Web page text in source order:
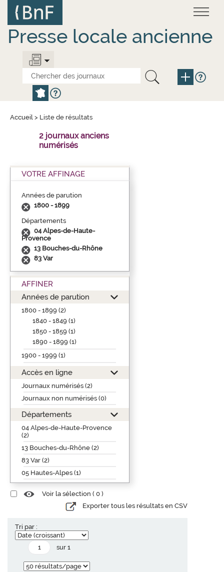
contenu
principal
Presse locale ancienne
Accueil > Liste de résultats
2 journaux anciens
numérisés
VOTRE AFFINAGE
Années de parution
1800 - 1899
Départements
04 Alpes-de-Haute-
Provence
13 Bouches-du-Rhône
83 Var
AFFINER
Années de parution
1800 - 1899 (2)
1840 - 1849 (1)
1850 - 1859 (1)
1890 - 1899 (1)
1900 - 1999 (1)
Accès en ligne
Journaux numérisés (2)
Journaux non numérisés (0)
Départements
04 Alpes-de-Haute-Provence
(2)
13 Bouches-du-Rhône (2)
83 Var (2)
05 Hautes-Alpes (1)
Voir la sélection ( 0 )
Exporter tous les résultats en CSV
Tri par :
sur 1
Panneau de gestion des cookies